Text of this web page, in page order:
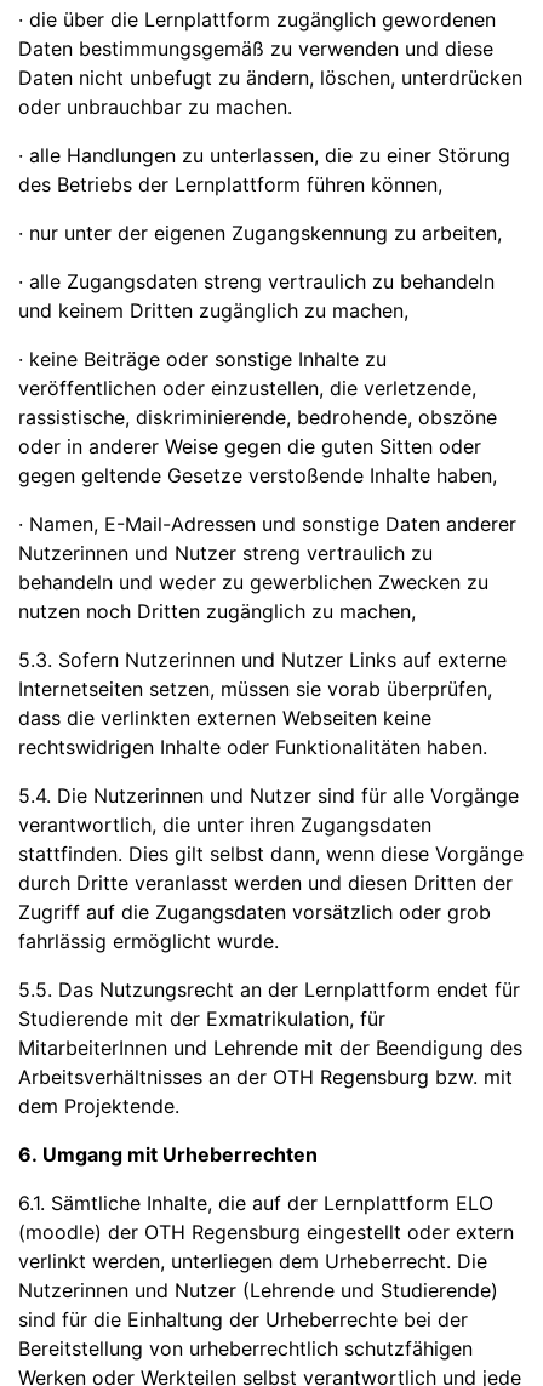
· die über die Lernplattform zugänglich gewordenen
Daten bestimmungsgemäß zu verwenden und diese
Daten nicht unbefugt zu ändern, löschen, unterdrücken
oder unbrauchbar zu machen.
· alle Handlungen zu unterlassen, die zu einer Störung
des Betriebs der Lernplattform führen können,
· nur unter der eigenen Zugangskennung zu arbeiten,
· alle Zugangsdaten streng vertraulich zu behandeln
und keinem Dritten zugänglich zu machen,
· keine Beiträge oder sonstige Inhalte zu
veröffentlichen oder einzustellen, die verletzende,
rassistische, diskriminierende, bedrohende, obszöne
oder in anderer Weise gegen die guten Sitten oder
gegen geltende Gesetze verstoßende Inhalte haben,
· Namen, E-Mail-Adressen und sonstige Daten anderer
Nutzerinnen und Nutzer streng vertraulich zu
behandeln und weder zu gewerblichen Zwecken zu
nutzen noch Dritten zugänglich zu machen,
5.3. Sofern Nutzerinnen und Nutzer Links auf externe
Internetseiten setzen, müssen sie vorab überprüfen,
dass die verlinkten externen Webseiten keine
rechtswidrigen Inhalte oder Funktionalitäten haben.
5.4. Die Nutzerinnen und Nutzer sind für alle Vorgänge
verantwortlich, die unter ihren Zugangsdaten
stattfinden. Dies gilt selbst dann, wenn diese Vorgänge
durch Dritte veranlasst werden und diesen Dritten der
Zugriff auf die Zugangsdaten vorsätzlich oder grob
fahrlässig ermöglicht wurde.
5.5. Das Nutzungsrecht an der Lernplattform endet für
Studierende mit der Exmatrikulation, für
MitarbeiterInnen und Lehrende mit der Beendigung des
Arbeitsverhältnisses an der OTH Regensburg bzw. mit
dem Projektende.
6. Umgang mit Urheberrechten
6.1. Sämtliche Inhalte, die auf der Lernplattform ELO
(moodle) der OTH Regensburg eingestellt oder extern
verlinkt werden, unterliegen dem Urheberrecht. Die
Nutzerinnen und Nutzer (Lehrende und Studierende)
sind für die Einhaltung der Urheberrechte bei der
Bereitstellung von urheberrechtlich schutzfähigen
Werken oder Werkteilen selbst verantwortlich und jede